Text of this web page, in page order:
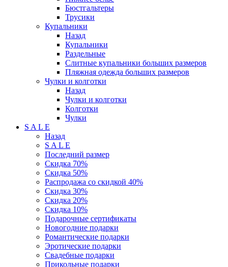
Бюстгальтеры
Трусики
Купальники
Назад
Купальники
Раздельные
Слитные купальники больших размеров
Пляжная одежда больших размеров
Чулки и колготки
Назад
Чулки и колготки
Колготки
Чулки
S A L E
Назад
S A L E
Последний размер
Скидка 70%
Скидка 50%
Распродажа со скидкой 40%
Скидка 30%
Скидка 20%
Скидка 10%
Подарочные сертификаты
Новогодние подарки
Романтические подарки
Эротические подарки
Свадебные подарки
Прикольные подарки